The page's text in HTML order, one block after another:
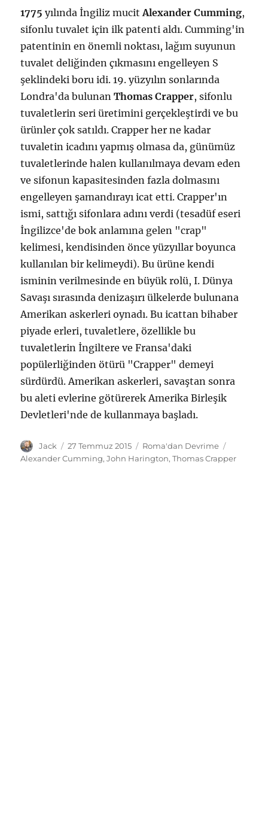
1775 yılında İngiliz mucitAlexander Cumming,
sifonlu tuvalet için ilk patenti aldı. Cumming'in
patentinin en önemli noktası, lağım suyunun
tuvalet deliğinden çıkmasını engelleyen S
şeklindeki boru idi. 19. yüzyılın sonlarında
Londra'da bulunanThomas Crapper, sifonlu
tuvaletlerin seri üretimini gerçekleştirdi ve bu
ürünler çok satıldı. Crapper her ne kadar
tuvaletin icadını yapmış olmasa da, günümüz
tuvaletlerinde halen kullanılmaya devam eden
ve sifonun kapasitesinden fazla dolmasını
engelleyen şamandırayı icat etti. Crapper'ın
ismi, sattığı sifonlara adını verdi (tesadüf eseri
İngilizce'de bok anlamına gelen "crap"
kelimesi, kendisinden önce yüzyıllar boyunca
kullanılan bir kelimeydi). Bu ürüne kendi
isminin verilmesinde en büyük rolü, I. Dünya
Savaşı sırasında denizaşırı ülkelerde bulunana
Amerikan askerleri oynadı. Bu icattan bihaber
piyade erleri, tuvaletlere, özellikle bu
tuvaletlerin İngiltere ve Fransa'daki
popülerliğinden ötürü "Crapper" demeyi
sürdürdü. Amerikan askerleri, savaştan sonra
bu aleti evlerine götürerek Amerika Birleşik
Devletleri'nde de kullanmaya başladı.
Yazar
Jack
Yayın
tarihi
27 Temmuz 2015 Kategoriler
Roma'dan Devrime
Alexander Cumming,John Harington,Thomas Crapper